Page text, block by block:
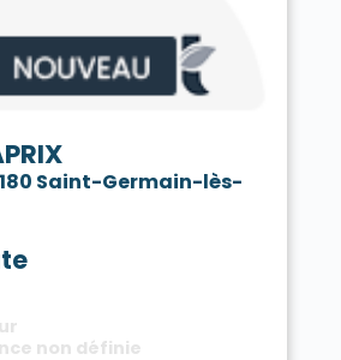
Saint-Germain-lès-
non définie